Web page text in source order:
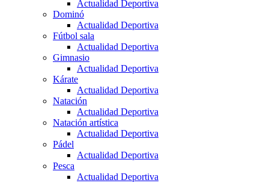
Actualidad Deportiva
Dominó
Actualidad Deportiva
Fútbol sala
Actualidad Deportiva
Gimnasio
Actualidad Deportiva
Kárate
Actualidad Deportiva
Natación
Actualidad Deportiva
Natación artística
Actualidad Deportiva
Pádel
Actualidad Deportiva
Pesca
Actualidad Deportiva